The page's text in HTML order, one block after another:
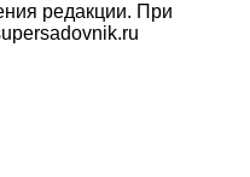
редакции. При